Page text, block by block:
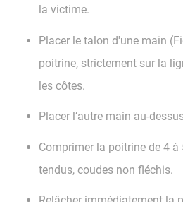
la victime.
Placer le talon d'une main
poitrine, strictement sur la
les côtes.
Placer l’autre main au-
Comprimer la poitrine de 4 à
tendus, coudes non fléchis.